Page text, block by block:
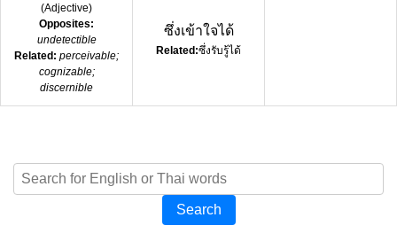
(Adjective)
Opposites:
undetectible
Related: perceivable;
cognizable;
discernible
ซึ่งเข้าใจได้
Related:ซึ่งรับรู้ได้
Search